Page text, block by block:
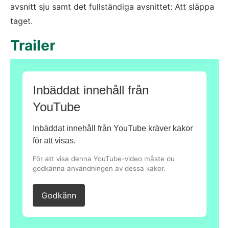
avsnitt sju samt det fullständiga avsnittet: Att släppa
taget.
Trailer
Inbäddat innehåll från
YouTube
Inbäddat innehåll från YouTube kräver kakor
för att visas.
För att visa denna YouTube-video måste du
godkänna användningen av dessa kakor.
Godkänn